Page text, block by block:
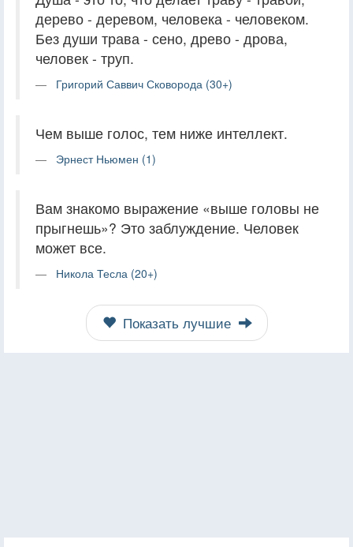
дерево - деревом, человека - человеком.
Без души трава - сено, древо - дрова,
человек - труп.
Григорий Саввич Сковорода (30+)
Чем выше голос, тем ниже интеллект.
Эрнест Ньюмен (1)
Вам знакомо выражение «выше головы не
прыгнешь»? Это заблуждение. Человек
может все.
Никола Тесла (20+)
Показать лучшие